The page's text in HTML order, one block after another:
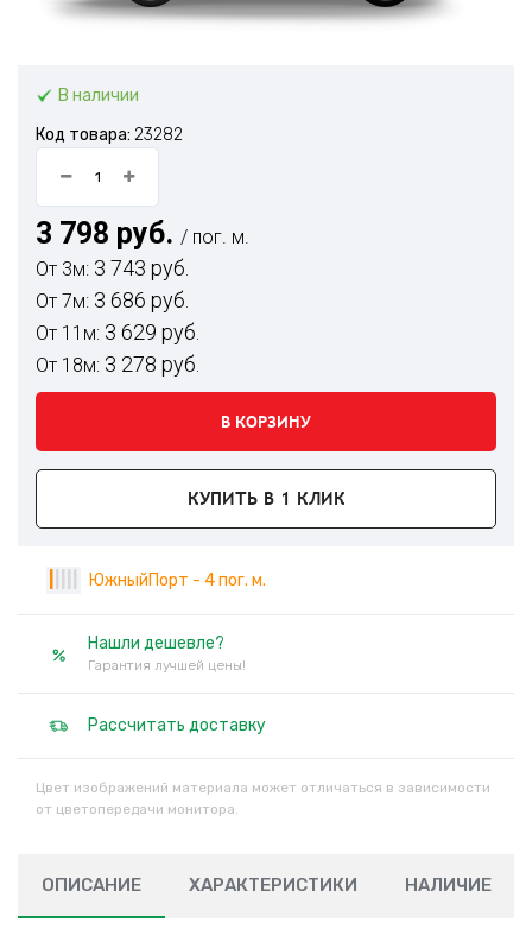
В наличии
Код товара: 23282
3 798 руб. / пог. м.
От 3м: 3 743 руб.
От 7м: 3 686 руб.
От 11м: 3 629 руб.
От 18м: 3 278 руб.
В КОРЗИНУ
КУПИТЬ В 1 КЛИК
ЮжныйПорт - 4 пог. м.
Нашли дешевле?
Гарантия лучшей цены!
Рассчитать доставку
Цвет изображений материала может отличаться в зависимости
от цветопередачи монитора.
ОПИСАНИЕ ХАРАКТЕРИСТИКИ НАЛИЧИЕ